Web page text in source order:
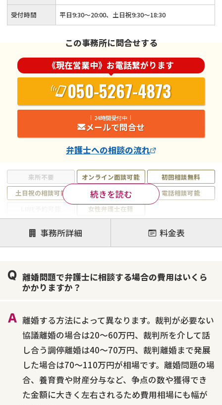
来所不要 オンライン面談可能
初回相談無料
土日祝の相談可能
19時以降電話可能
電話相談可能
女性弁護士在籍
注力案件
離婚前相談
離婚調停
離婚裁判
不貞・不倫慰謝料請求
国際離婚
養育費問題
財産分与
続きを読む
受付時間 平日9:30～20:00、土日祝9:30～18:30
この事務所に問合せする
《現在営業中》お電話繋がります
050-5267-4873
24時間受付中
メールで問合せ
弁護士への相談の流れ
事務所詳細 料金表
離婚問題で弁護士に相談する場合の費用はいくら
かかりますか？
離婚する方法によって異なります。裁判が必要ない
協議離婚の場合は20～60万円、裁判所を介して話
し合う調停離婚は40～70万円、裁判離婚まで発展
した場合は70～110万円が相場です。離婚問題の場
合、養育費や財産分与など、争点の数や獲得でき
た金額に大きく左右されるため費用相場にも幅が